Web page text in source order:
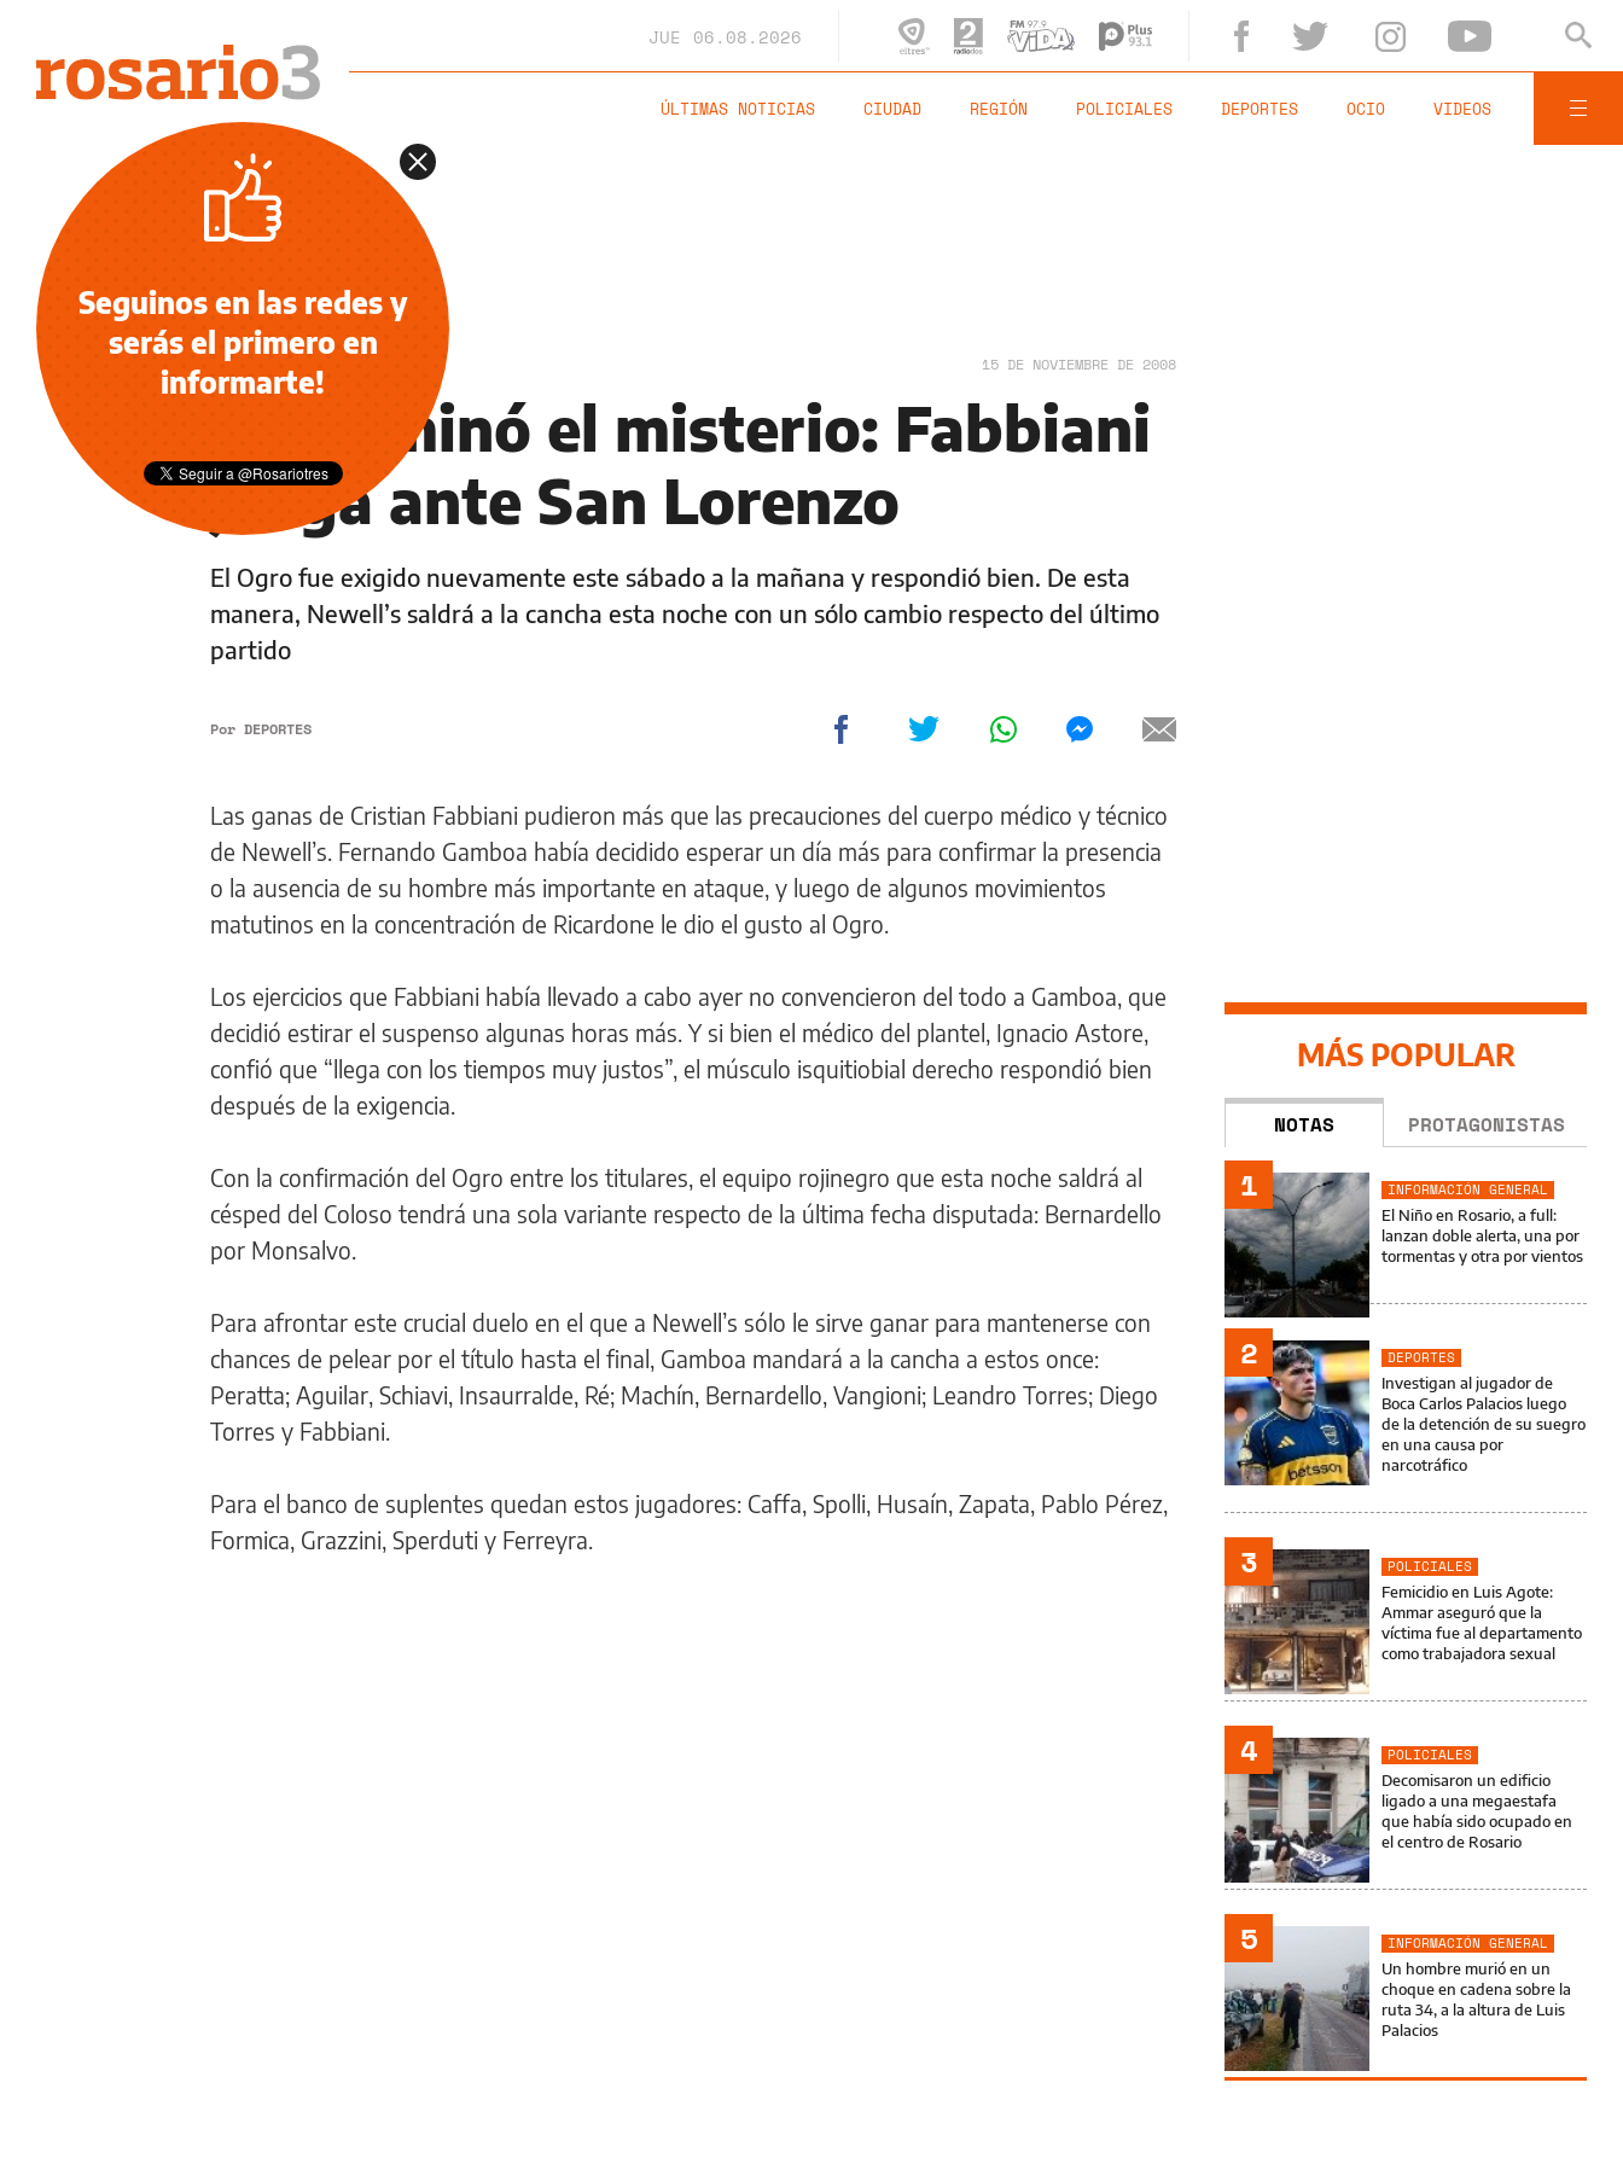
JUE 06.08.2026
ÚLTIMAS NOTICIAS CIUDAD REGIÓN POLICIALES DEPORTES OCIO VIDEOS
NOTICIAS 15 DE NOVIEMBRE DE 2008
Se terminó el misterio: Fabbiani
juega ante San Lorenzo
El Ogro fue exigido nuevamente este sábado a la mañana y respondió bien. De esta
manera, Newell’s saldrá a la cancha esta noche con un sólo cambio respecto del último
partido
Por DEPORTES
Las ganas de Cristian Fabbiani pudieron más que las precauciones del cuerpo médico y técnico
de Newell’s. Fernando Gamboa había decidido esperar un día más para confirmar la presencia
o la ausencia de su hombre más importante en ataque, y luego de algunos movimientos
matutinos en la concentración de Ricardone le dio el gusto al Ogro.
Los ejercicios que Fabbiani había llevado a cabo ayer no convencieron del todo a Gamboa, que
decidió estirar el suspenso algunas horas más. Y si bien el médico del plantel, Ignacio Astore,
confió que “llega con los tiempos muy justos”, el músculo isquitiobial derecho respondió bien
después de la exigencia.
Con la confirmación del Ogro entre los titulares, el equipo rojinegro que esta noche saldrá al
césped del Coloso tendrá una sola variante respecto de la última fecha disputada: Bernardello
por Monsalvo.
Para afrontar este crucial duelo en el que a Newell’s sólo le sirve ganar para mantenerse con
chances de pelear por el título hasta el final, Gamboa mandará a la cancha a estos once:
Peratta; Aguilar, Schiavi, Insaurralde, Ré; Machín, Bernardello, Vangioni; Leandro Torres; Diego
Torres y Fabbiani.
Para el banco de suplentes quedan estos jugadores: Caffa, Spolli, Husaín, Zapata, Pablo Pérez,
Formica, Grazzini, Sperduti y Ferreyra.
MÁS POPULAR
NOTAS PROTAGONISTAS
1
INFORMACIÓN GENERAL
El Niño en Rosario, a full:
lanzan doble alerta, una por
tormentas y otra por vientos
2
DEPORTES
Investigan al jugador de
Boca Carlos Palacios luego
de la detención de su suegro
en una causa por
narcotráfico
3
POLICIALES
Femicidio en Luis Agote:
Ammar aseguró que la
víctima fue al departamento
como trabajadora sexual
4
POLICIALES
Decomisaron un edificio
ligado a una megaestafa
que había sido ocupado en
el centro de Rosario
5
INFORMACIÓN GENERAL
Un hombre murió en un
choque en cadena sobre la
ruta 34, a la altura de Luis
Palacios
Seguinos en las redes y
serás el primero en
informarte!